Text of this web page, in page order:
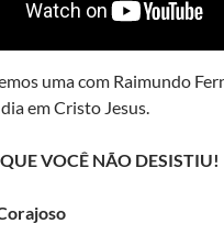
uma com Raimundo
em Cristo Jesus.
VOCÊ NÃO DESISTIU!